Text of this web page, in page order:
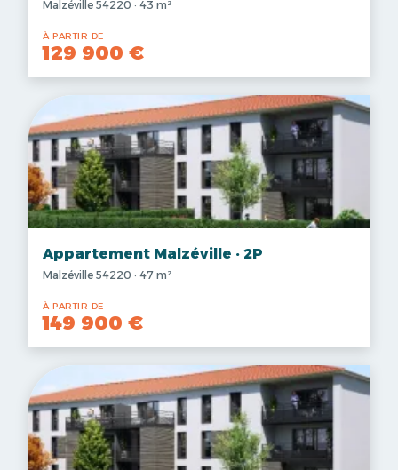
Malzéville 54220 · 43 m²
À PARTIR DE
129 900 €
Appartement Malzéville · 2P
Malzéville 54220 · 47 m²
À PARTIR DE
149 900 €